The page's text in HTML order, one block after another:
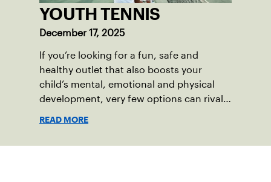
YOUTH TENNIS
December 17, 2025
If you’re looking for a fun, safe and
healthy outlet that also boosts your
child’s mental, emotional and physical
development, very few options can rival
READ MORE